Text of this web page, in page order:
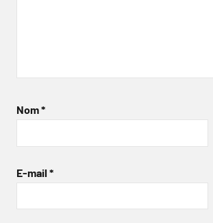
Nom*
E-mail *